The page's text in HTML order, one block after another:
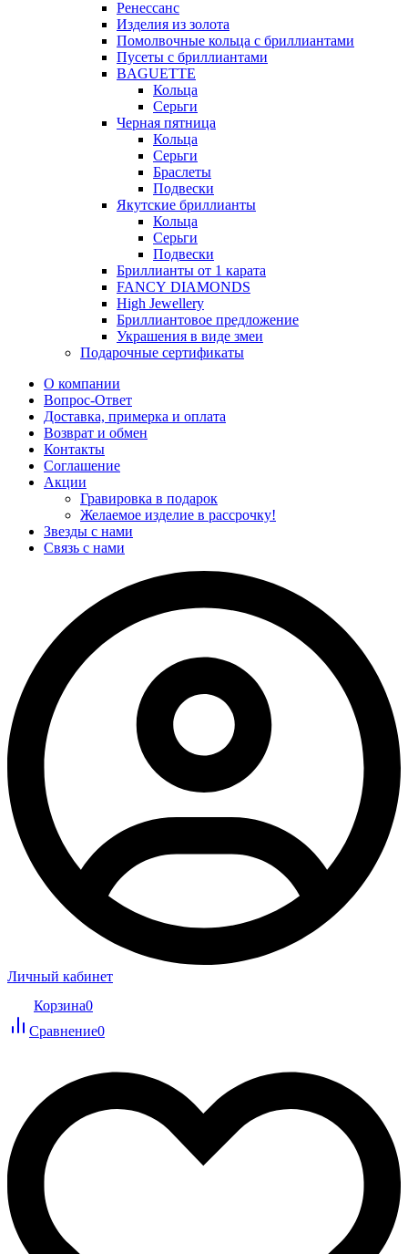
Ренессанс
Изделия из золота
Помолвочные кольца с бриллиантами
Пусеты с бриллиантами
BAGUETTE
Кольца
Серьги
Черная пятница
Кольца
Серьги
Браслеты
Подвески
Якутские бриллианты
Кольца
Серьги
Подвески
Бриллианты от 1 карата
FANCY DIAMONDS
High Jewellery
Бриллиантовое предложение
Украшения в виде змеи
Подарочные сертификаты
О компании
Вопрос-Ответ
Доставка, примерка и оплата
Возврат и обмен
Контакты
Соглашение
Акции
Гравировка в подарок
Желаемое изделие в рассрочку!
Звезды с нами
Связь с нами
Личный кабинет
Корзина0
Сравнение0